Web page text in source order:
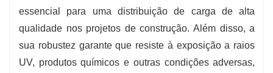
essencial para uma distribuição de carga de alta
qualidade nos projetos de construção. Além disso, a
sua robustez garante que resiste à exposição a raios
UV, produtos químicos e outras condições adversas,